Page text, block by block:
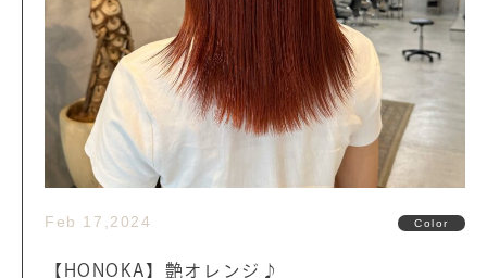
Feb 17,2024 Color
【HONOKA】艶オレンジ♪